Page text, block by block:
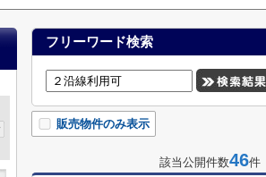
フリーワード検索
販売物件のみ表示
該当公開件数46件